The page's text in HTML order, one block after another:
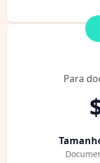
Para